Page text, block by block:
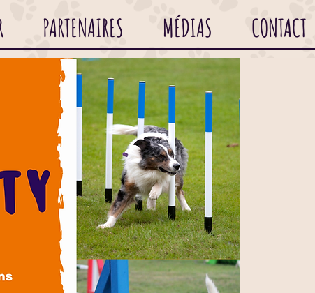
PARTENAIRES MÉDIAS CONTACT